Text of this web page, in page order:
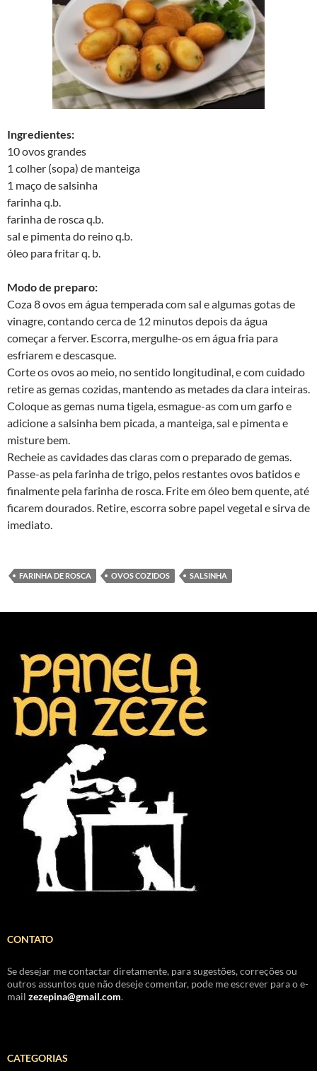
Ingredientes:
10 ovos grandes
1 colher (sopa) de manteiga
1 maço de salsinha
farinha q.b.
farinha de rosca q.b.
sal e pimenta do reino q.b.
óleo para fritar q. b.
Modo de preparo:
Coza 8 ovos em água temperada com sal e algumas gotas de
vinagre, contando cerca de 12 minutos depois da água
começar a ferver. Escorra, mergulhe-os em água fria para
esfriarem e descasque.
Corte os ovos ao meio, no sentido longitudinal, e com cuidado
retire as gemas cozidas, mantendo as metades da clara inteiras.
Coloque as gemas numa tigela, esmague-as com um garfo e
adicione a salsinha bem picada, a manteiga, sal e pimenta e
misture bem.
Recheie as cavidades das claras com o preparado de gemas.
Passe-as pela farinha de trigo, pelos restantes ovos batidos e
finalmente pela farinha de rosca. Frite em óleo bem quente, até
ficarem dourados. Retire, escorra sobre papel vegetal e sirva de
imediato.
FARINHA DE ROSCA OVOS COZIDOS SALSINHA
CONTATO
Se desejar me contactar diretamente, para sugestões, correções ou
outros assuntos que não deseje comentar, pode me escrever para o e-
mail zezepina@gmail.com.
CATEGORIAS